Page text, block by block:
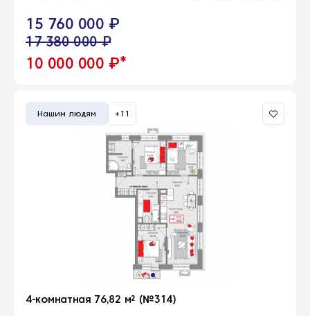
15 760 000 ₽
17 380 000 ₽
10 000 000 ₽*
Нашим людям +11
4-комнатная 76,82 м² (№314)